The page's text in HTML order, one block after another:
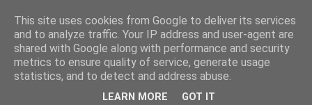
This site uses cookies from Google to deliver its services
and to analyze traffic. Your IP address and user-agent are
shared with Google along with performance and security
metrics to ensure quality of service, generate usage
statistics, and to detect and address abuse.
LEARN MORE GOT IT